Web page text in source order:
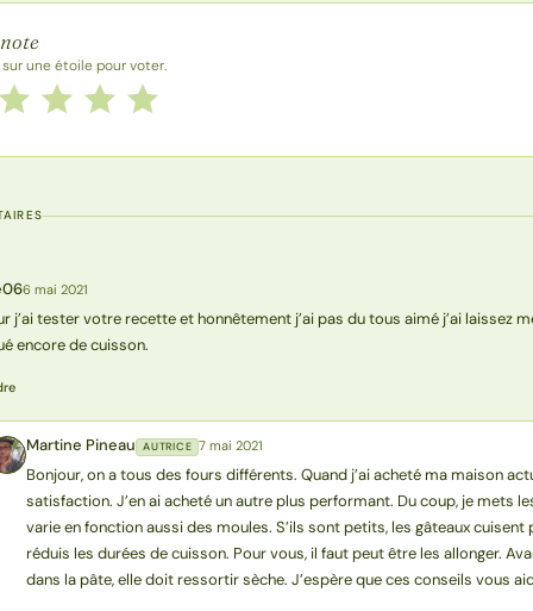
recette
une étoile pour voter.
cette recette de 1 à 5 étoiles
5 étoiles
4 étoiles
3 étoiles
2 étoiles
6 mai 2021
j’ai tester votre recette et honnêtement j’ai pas du tous aimé j’ai laissez
encore de cuisson.
Martine Pineau AUTRICE 7 mai 2021
Bonjour, on a tous des fours différents. Quand j’ai acheté ma maison
satisfaction. J’en ai acheté un autre plus performant. Du coup, je mets
varie en fonction aussi des moules. S’ils sont petits, les gâteaux
réduis les durées de cuisson. Pour vous, il faut peut être les allonger.
dans la pâte, elle doit ressortir sèche. J’espère que ces conseils vous